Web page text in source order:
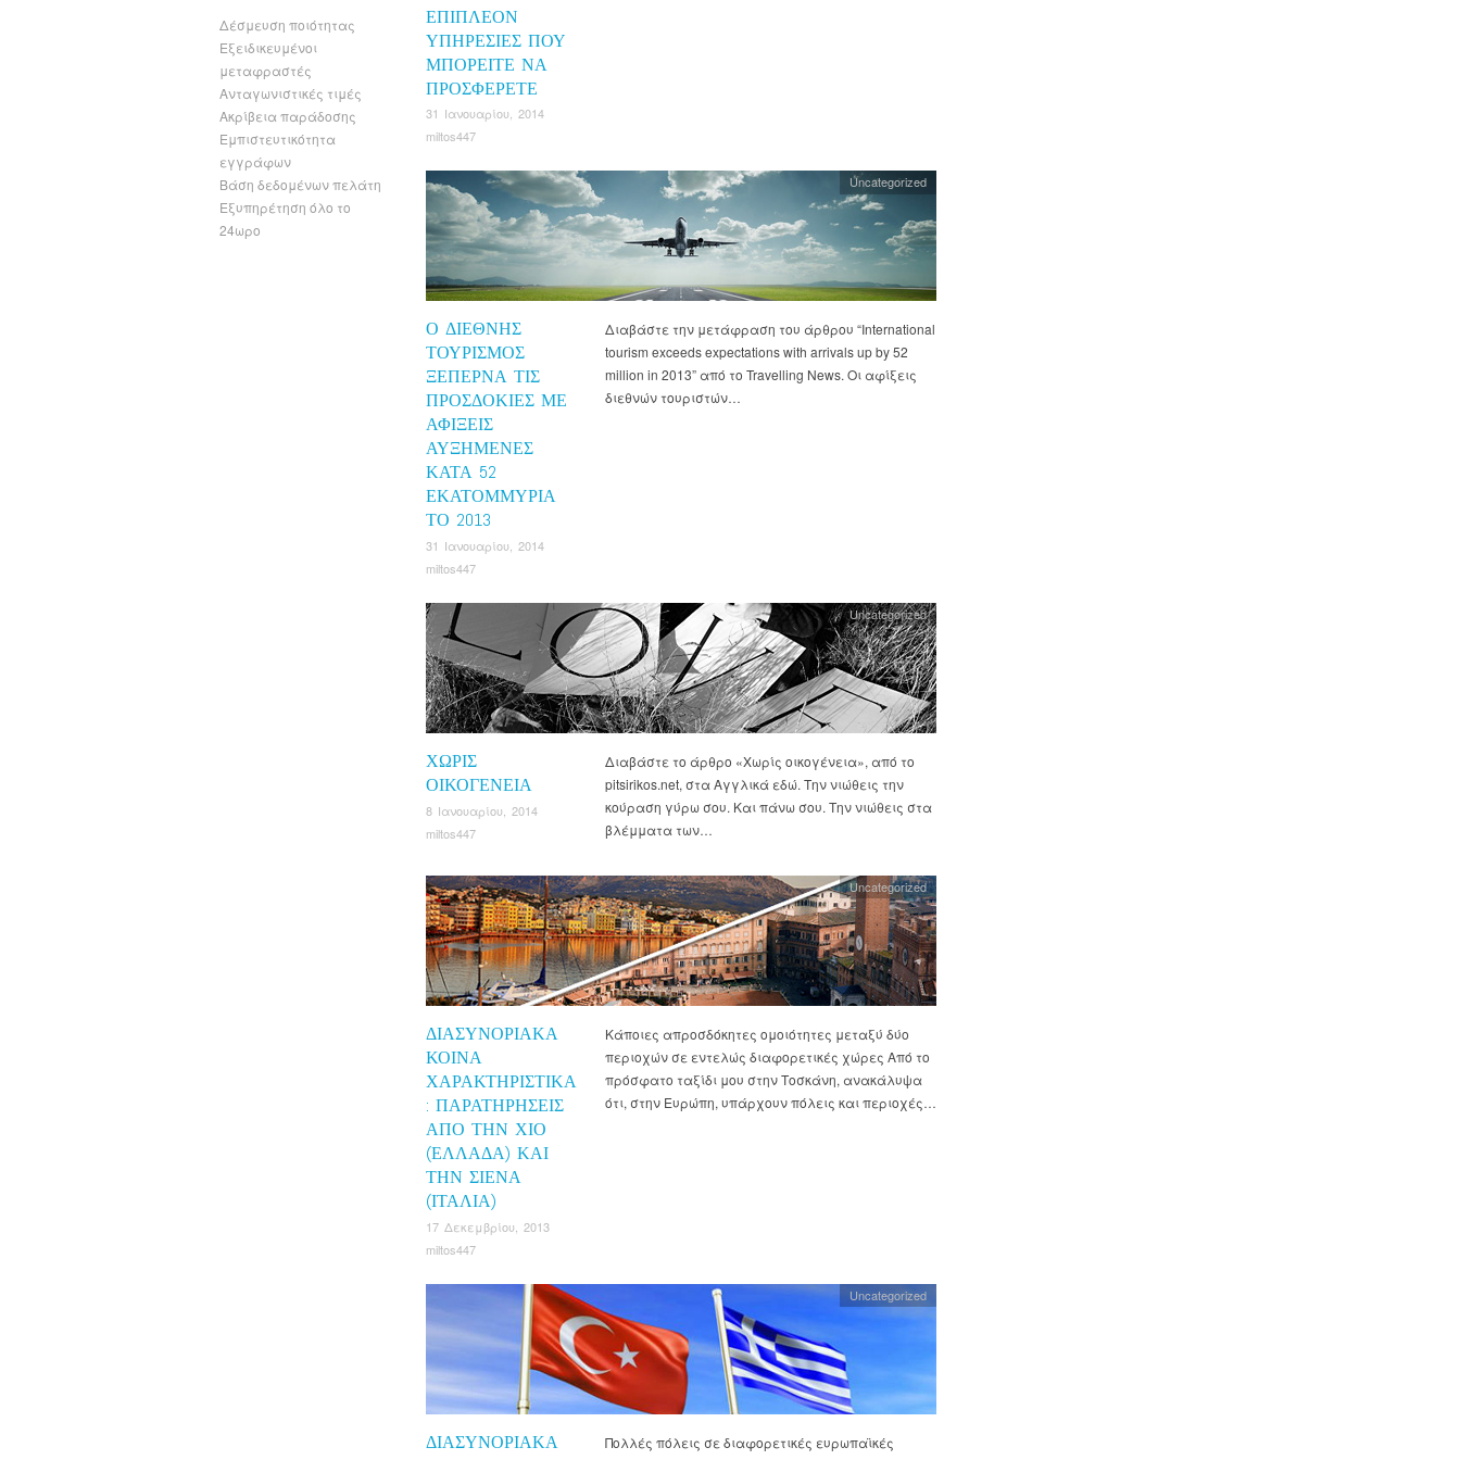
Δέσμευση ποιότητας
Εξειδικευμένοι
μεταφραστές
Ανταγωνιστικές τιμές
Ακρίβεια παράδοσης
Εμπιστευτικότητα
εγγράφων
Βάση δεδομένων πελάτη
Εξυπηρέτηση όλο το
24ωρο
ΕΠΙΠΛΈΟΝ
ΥΠΗΡΕΣΊΕΣ ΠΟΥ
ΜΠΟΡΕΊΤΕ ΝΑ
ΠΡΟΣΦΈΡΕΤΕ
31 Ιανουαρίου, 2014
miltos447
Ο ΔΙΕΘΝΉΣ
ΤΟΥΡΙΣΜΌΣ
ΞΕΠΕΡΝΆ ΤΙΣ
ΠΡΟΣΔΟΚΊΕΣ ΜΕ
ΑΦΊΞΕΙΣ
ΑΥΞΗΜΈΝΕΣ
ΚΑΤΆ 52
ΕΚΑΤΟΜΜΎΡΙΑ
ΤΟ 2013
31 Ιανουαρίου, 2014
miltos447
Uncategorized
Διαβάστε την μετάφραση του άρθρου “International
tourism exceeds expectations with arrivals up by 52
million in 2013” από το Travelling News. Οι αφίξεις
διεθνών τουριστών…
ΧΩΡΊΣ
ΟΙΚΟΓΈΝΕΙΑ
8 Ιανουαρίου, 2014
miltos447
Uncategorized
Διαβάστε το άρθρο «Χωρίς οικογένεια», από το
pitsirikos.net, στα Αγγλικά εδώ. Την νιώθεις την
κούραση γύρω σου. Και πάνω σου. Την νιώθεις στα
βλέμματα των…
ΔΙΑΣΥΝΟΡΙΑΚΆ
ΚΟΙΝΆ
ΧΑΡΑΚΤΗΡΙΣΤΙΚΆ
: ΠΑΡΑΤΗΡΉΣΕΙΣ
ΑΠΌ ΤΗΝ ΧΊΟ
(ΕΛΛΆΔΑ) ΚΑΙ
ΤΗΝ ΣΙΈΝΑ
(ΙΤΑΛΊΑ)
17 Δεκεμβρίου, 2013
miltos447
Uncategorized
Κάποιες απροσδόκητες ομοιότητες μεταξύ δύο
περιοχών σε εντελώς διαφορετικές χώρες Από το
πρόσφατο ταξίδι μου στην Τοσκάνη, ανακάλυψα
ότι, στην Ευρώπη, υπάρχουν πόλεις και περιοχές…
ΔΙΑΣΥΝΟΡΙΑΚΑ
Uncategorized
Πολλές πόλεις σε διαφορετικές ευρωπαϊκές